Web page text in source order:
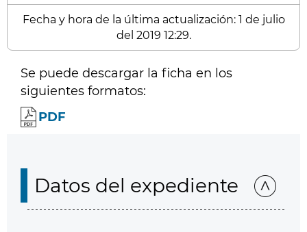
Fecha y hora de la última actualización: 1 de julio
del 2019 12:29.
Se puede descargar la ficha en los
siguientes formatos:
PDF
Datos del expediente